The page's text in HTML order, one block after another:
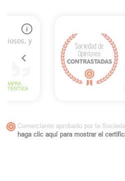
Comerciante aprobado por la
haga clic aquí para mostrar el